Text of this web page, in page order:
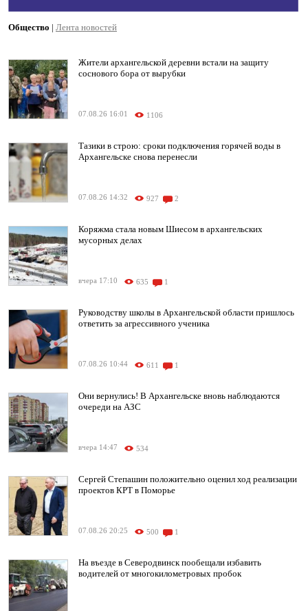
Общество | Лента новостей
Жители архангельской деревни встали на защиту
соснового бора от вырубки
07.08.26 16:01 1106
Тазики в строю: сроки подключения горячей воды в
Архангельске снова перенесли
07.08.26 14:32 927 2
Коряжма стала новым Шиесом в архангельских
мусорных делах
вчера 17:10 635 1
Руководству школы в Архангельской области пришлось
ответить за агрессивного ученика
07.08.26 10:44 611 1
Они вернулись! В Архангельске вновь наблюдаются
очереди на АЗС
вчера 14:47 534
Сергей Степашин положительно оценил ход реализации
проектов КРТ в Поморье
07.08.26 20:25 500 1
На въезде в Северодвинск пообещали избавить
водителей от многокилометровых пробок